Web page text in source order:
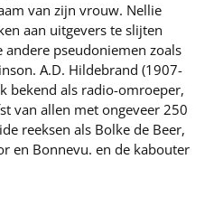
van zijn vrouw. Nellie
aan uitgevers te slijten
pseudoniemen zoals
A.D. Hildebrand (1907-
bekend als radio-omroeper,
van allen met ongeveer 250
reeksen als Bolke de Beer,
en Bonnevu. en de kabouter